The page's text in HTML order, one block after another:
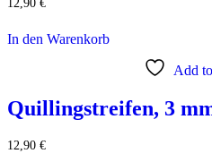
12,90 €
In den Warenkorb
Add
Quillingstreifen, 3
12,90 €